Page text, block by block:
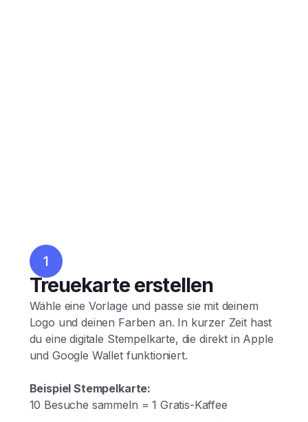
1
Treuekarte erstellen
Wähle eine Vorlage und passe sie mit deinem
Logo und deinen Farben an. In kurzer Zeit hast
du eine digitale Stempelkarte, die direkt in Apple
und Google Wallet funktioniert.
Beispiel Stempelkarte:
10 Besuche sammeln = 1 Gratis-Kaffee